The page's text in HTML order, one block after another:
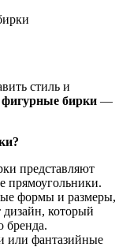
стиль и
фигурные бирки —
представляют
прямоугольники.
формы и размеры,
который
бренда.
или фантазийные